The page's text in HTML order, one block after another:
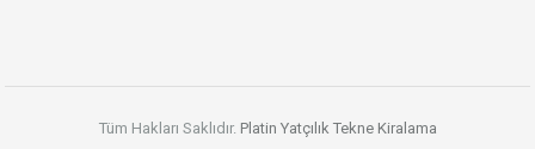
Tüm Hakları Saklıdır. Platin Yatçılık Tekne Kiralama